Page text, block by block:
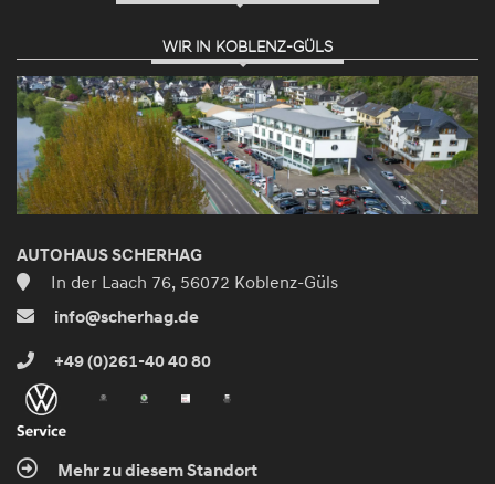
WIR IN KOBLENZ-GÜLS
AUTOHAUS SCHERHAG
In der Laach 76, 56072 Koblenz-Güls
info@scherhag.de
+49 (0)261-40 40 80
Mehr zu diesem Standort